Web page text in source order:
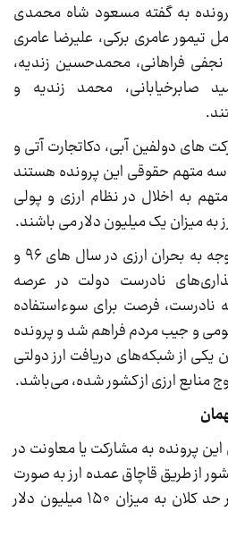
به گفته مسعود شاه محمدی
تیمور عامری برکی، علیرضا عامری
فراهانی، محمدحسین زندیه،
صابرخیابانی، محمد زندیه و
های دولفین آبی، دکاتجارت آتی و
متهم حقوقی این پرونده هستند
به اخلال در نظام ارزی و پولی
به میزان یک میلیون دلار می باشند.
شاه‌محمدی ادامه داد: با توجه به بحران ارزی در سال های ۹۶ و
نادرست دولت در عرصه
نادرست، فرصت برای سوءاستفاده
و جیب مردم فراهم شد و پرونده
از شبکه‌های دریافت ارز دولتی
منابع ارزی از کشور شده، می‌باشد.
پرونده به مشارکت یا معاونت در
از طریق قاچاق عمده ارز به صورت
شبکه‌ای و سازمان یافته در حد کلان به میزان ۱۵۰ میلیون دلار